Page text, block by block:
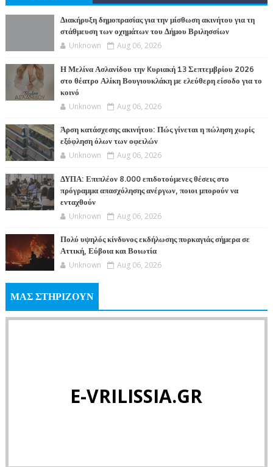
Διακήρυξη δημοπρασίας για την μίσθωση ακινήτου για τη
στάθμευση των οχημάτων του Δήμου Βριλησσίων
Unknown Aug 06, 2026
Η Μελίνα Ασλανίδου την Kυριακή 13 Σεπτεμβρίου 2026
στο θέατρο Αλίκη Βουγιουκλάκη με ελεύθερη είσοδο για το
κοινό
Unknown Aug 06, 2026
Άρση κατάσχεσης ακινήτου: Πώς γίνεται η πώληση χωρίς
εξόφληση όλων των οφειλών
Unknown Aug 06, 2026
ΔΥΠΑ: Επιπλέον 8.000 επιδοτούμενες θέσεις στο
πρόγραμμα απασχόλησης ανέργων, ποιοι μπορούν να
ενταχθούν
Unknown Aug 06, 2026
Πολύ υψηλός κίνδυνος εκδήλωσης πυρκαγιάς σήμερα σε
Αττική, Εύβοια και Βοιωτία
Unknown Aug 06, 2026
ΜΑΣ ΣΤΗΡΙΖΟΥΝ
E-VRILISSIA.GR